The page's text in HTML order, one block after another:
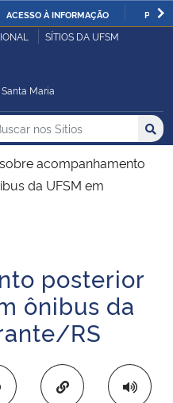
ACESSO À INFORMAÇÃO
SÍTIOS DA UFSM
Maria
no nos Sítios
acompanhamento
da UFSM em
posterior
ônibus da
RS
Copiar para área